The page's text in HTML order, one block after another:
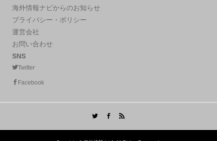
海外情報ナビからのお知らせ
プライバシー・ポリシー
運営会社
お問い合わせ
SNS
Twitter
Facebook